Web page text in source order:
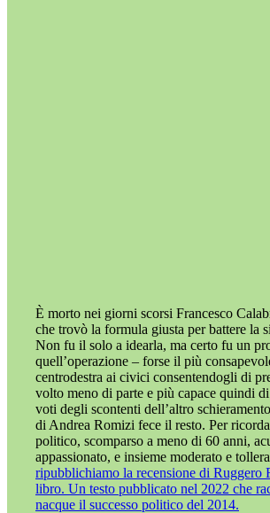
È morto nei giorni scorsi Francesco
che trovò la formula giusta per battere la
Non fu il solo a idearla, ma certo fu un
quell’operazione – forse il più
centrodestra ai civici consentendogli di
volto meno di parte e più capace quindi
voti degli scontenti dell’altro
di Andrea Romizi fece il resto. Per
politico, scomparso a meno di 60 anni,
appassionato, e insieme moderato e
ripubblichiamo la recensione di Ruggero
libro. Un testo pubblicato nel 2022 che
nacque il successo politico del 2014.